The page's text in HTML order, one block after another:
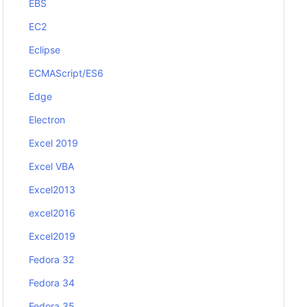
EBS
EC2
Eclipse
ECMAScript/ES6
Edge
Electron
Excel 2019
Excel VBA
Excel2013
excel2016
Excel2019
Fedora 32
Fedora 34